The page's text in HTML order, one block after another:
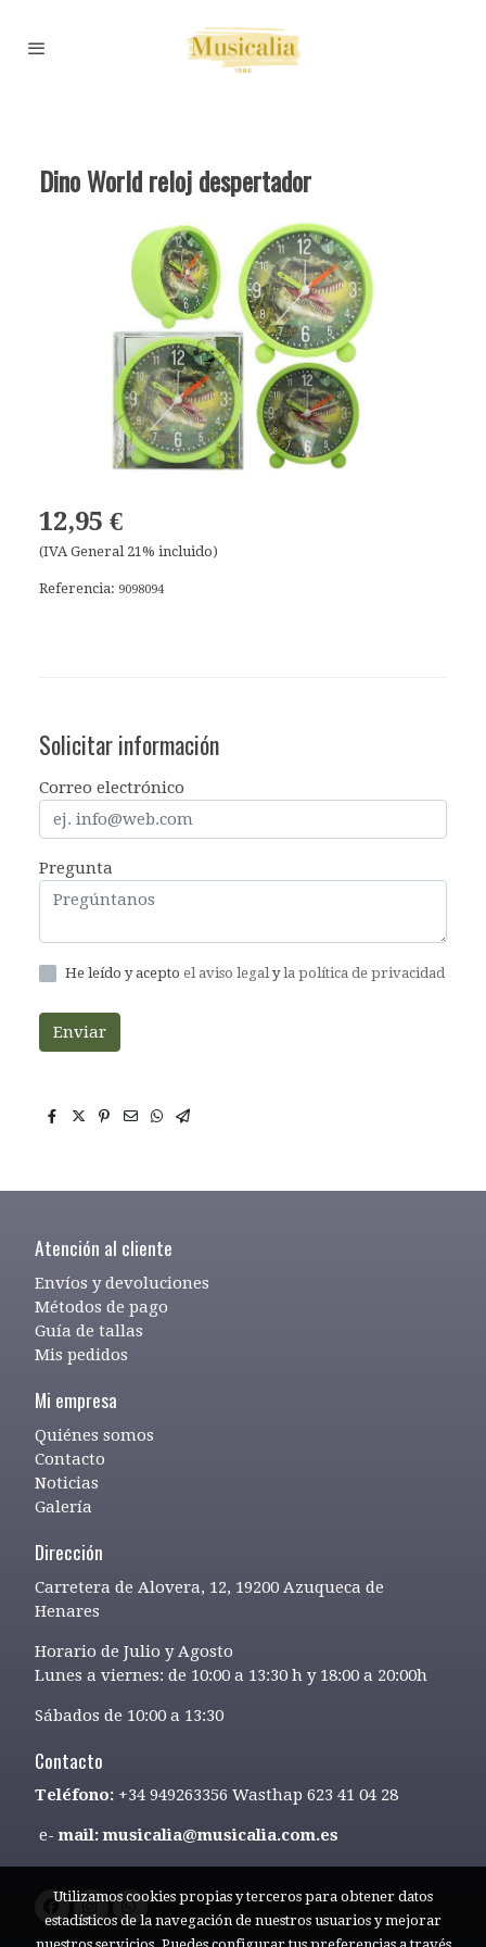
Dino World reloj despertador
12,95 €
(IVA General 21% incluido)
Referencia: 9098094
Solicitar información
Correo electrónico
Pregunta
He leído y acepto el aviso legal yla política de privacidad
Enviar
Atención al cliente
Envíos y devoluciones
Métodos de pago
Guía de tallas
Mis pedidos
Mi empresa
Quiénes somos
Contacto
Noticias
Galería
Dirección
Carretera de Alovera, 12, 19200 Azuqueca de
Henares
Horario de Julio y Agosto
Lunes a viernes: de 10:00 a 13:30 h y 18:00 a 20:00h
Sábados de 10:00 a 13:30
Contacto
Teléfono: +34 949263356 Wasthap 623 41 04 28
e-mail: musicalia@musicalia.com.es
Aviso legal
Utilizamos cookies propias y terceros para obtener datos
estadísticos de la navegación de nuestros usuarios y mejorar